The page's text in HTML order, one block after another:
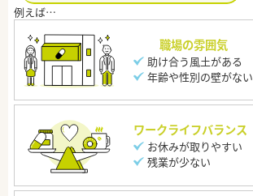
職場の雰囲気
助け合う風土がある
年齢や性別の壁がない
ワークライフバランス
お休みが取りやすい
残業が少ない